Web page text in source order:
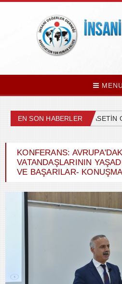
MENU
EN SON HABERLER
ÜLKEMİZDEKİ SİYASETİN
KONFERANS:
VATANDAŞLARININ
VE BAŞARILAR-